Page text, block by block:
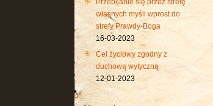
własnych myśli wprost do
strefy Prawdy-Boga
16-03-2023
Cel życiowy zgodny z
duchową wytyczną
12-01-2023